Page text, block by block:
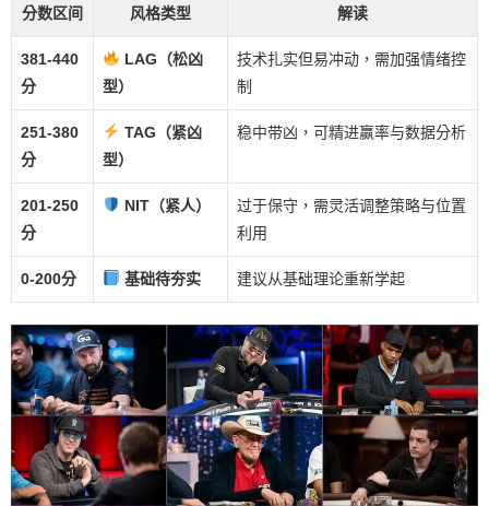
分数区间 风格类型 解读
381-440
分
LAG（松凶
型）
技术扎实但易冲动，需加强情绪控
制
251-380
分
TAG（紧凶
型）
稳中带凶，可精进赢率与数据分析
201-250
分
NIT（紧人）
过于保守，需灵活调整策略与位置
利用
0-200分 基础待夯实 建议从基础理论重新学起